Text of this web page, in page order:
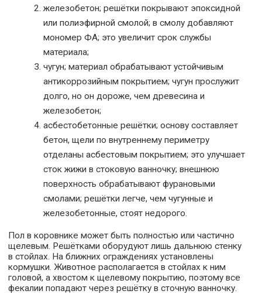
железобетон; решётки покрывают эпоксидной
или полиэфирной смолой; в смолу добавляют
мономер ФА; это увеличит срок службы
материала;
чугун; материал обрабатывают устойчивым
антикоррозийным покрытием; чугун прослужит
долго, но он дороже, чем древесина и
железобетон;
асбестобетонные решётки; основу составляет
бетон, щели по внутреннему периметру
отделаны асбестовым покрытием; это улучшает
сток жижи в стоковую ванночку; внешнюю
поверхность обрабатывают фурановыми
смолами; решётки легче, чем чугунные и
железобетонные, стоят недорого.
Пол в коровнике может быть полностью или частично
щелевым. Решётками оборудуют лишь дальнюю стенку
в стойлах. На ближних ограждениях установлены
кормушки. Животное располагается в стойлах к ним
головой, а хвостом к щелевому покрытию, поэтому все
фекалии попадают через решётку в сточную ванночку.